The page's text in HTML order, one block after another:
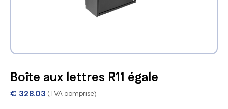
Boîte aux lettres R11 égale
€ 328.03 (TVA comprise)